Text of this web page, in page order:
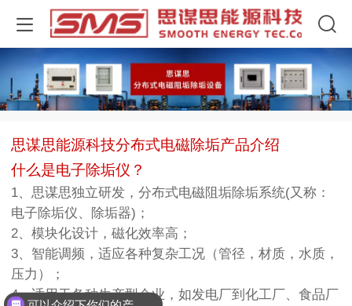
思谋思能源科技分布式电磁除垢产品介绍
什么是电子除垢仪？
1、思谋思独立研发，分布式电磁阻垢除垢系统(又称：
电子除垢仪、除垢器)；
2、模块化设计，磁化效率高；
3、智能调频，适应各种复杂工况（管径，材质，水质，
压力）；
4、适用于各种生产型企业，如发电厂到化工厂、食品厂